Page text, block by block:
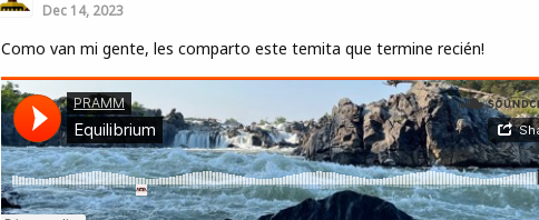
Dec 14, 2023
Como van mi gente, les comparto este temita que termine recién!